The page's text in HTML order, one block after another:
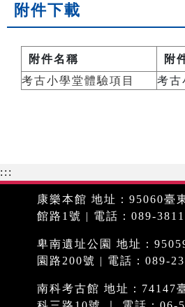
附件下載
附件名稱
附
考古小學堂體驗項目
考古
:::
康樂本館 地址：95060臺
館路1號 | 電話：089-
卑南遺址公園 地址：
園路200號 | 電話：089-
南科考古館 地址：74147